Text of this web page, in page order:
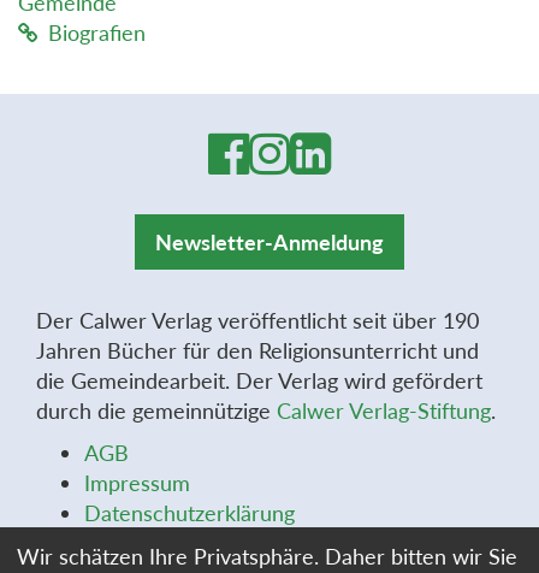
Biografien
Newsletter-Anmeldung
Der Calwer Verlag veröffentlicht seit über 190
Jahren Bücher für den Religionsunterricht und
die Gemeindearbeit. Der Verlag wird gefördert
durch die gemeinnützige Calwer Verlag-Stiftung.
AGB
Impressum
Datenschutzerklärung
Widerrufsbelehrung
Wir schätzen Ihre Privatsphäre. Daher bitten wir Sie